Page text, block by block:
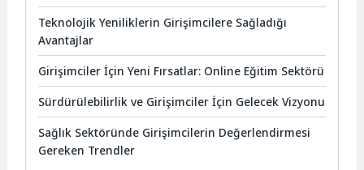
Teknolojik Yeniliklerin Girişimcilere Sağladığı
Avantajlar
Girişimciler İçin Yeni Fırsatlar: Online Eğitim Sektörü
Sürdürülebilirlik ve Girişimciler İçin Gelecek Vizyonu
Sağlık Sektöründe Girişimcilerin Değerlendirmesi
Gereken Trendler